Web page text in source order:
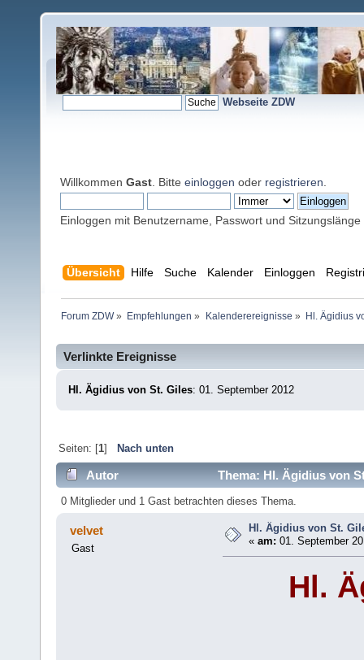
Webseite ZDW
Willkommen Gast . Bitte einloggen oder registrieren
Einloggen mit Benutzername, Passwort und Sitzungslänge
Übersicht Hilfe Suche Kalender Einloggen
Forum ZDW» Empfehlungen » Kalenderereignisse » Hl. Ägidius
Verlinkte Ereignisse
Hl. Ägidius von St. Giles: 01. September 2012
Seiten: [1] Nach unten
Autor Thema: Hl. Ägidius von
0 Mitglieder und 1 Gast betrachten dieses Thema.
velvet
Gast
Hl. Ägidius von St.
«am: 01. September
Hl.